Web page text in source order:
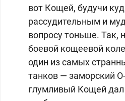
вот Кощей, будучи
рассудительным и
вопросу тоньше. Так,
боевой кощеевой
один из самых
танков — заморский
глумливый Кощей дал